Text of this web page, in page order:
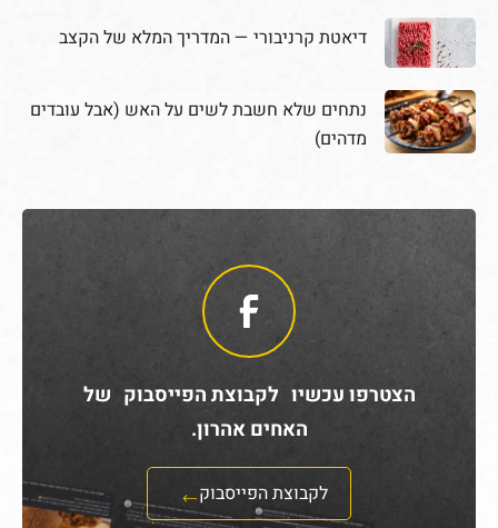
דיאטת קרניבורי — המדריך המלא של הקצב
נתחים שלא חשבת לשים על האש (אבל עובדים
מדהים)
הצטרפו עכשיו לקבוצת הפייסבוק של
האחים אהרון.
לקבוצת הפייסבוק